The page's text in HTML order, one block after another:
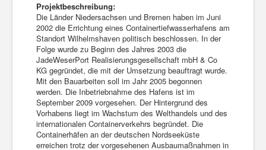
Projektbeschreibung:
Die Länder Niedersachsen und Bremen haben im Juni
2002 die Errichtung eines Containertiefwasserhafens am
Standort Wilhelmshaven politisch beschlossen. In der
Folge wurde zu Beginn des Jahres 2003 die
JadeWeserPort Realisierungsgesellschaft mbH & Co
KG gegründet, die mit der Umsetzung beauftragt wurde.
Mit den Bauarbeiten soll im Jahr 2005 begonnen
werden. Die Inbetriebnahme des Hafens ist im
September 2009 vorgesehen. Der Hintergrund des
Vorhabens liegt im Wachstum des Welthandels und des
internationalen Containerverkehrs begründet. Die
Containerhäfen an der deutschen Nordseeküste
erreichen trotz der vorgesehenen Ausbaumaßnahmen in